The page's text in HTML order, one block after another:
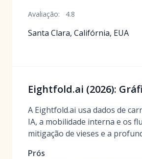
Avaliação: 4.8
Santa Clara, Califórnia, EUA
Eightfold.ai (2026):
A Eightfold.ai usa dados de
IA, a mobilidade interna e os
mitigação de vieses e a
Prós